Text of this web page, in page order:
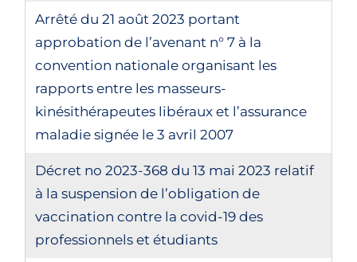
Arrêté du 21 août 2023 portant
approbation de l’avenant n° 7 à la
convention nationale organisant les
rapports entre les masseurs-
kinésithérapeutes libéraux et l’assurance
maladie signée le 3 avril 2007
Décret no 2023-368 du 13 mai 2023 relatif
à la suspension de l’obligation de
vaccination contre la covid-19 des
professionnels et étudiants